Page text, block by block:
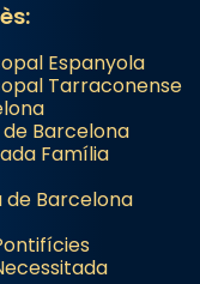
Espanyola
Tarraconense
Barcelona
Família
de Barcelona